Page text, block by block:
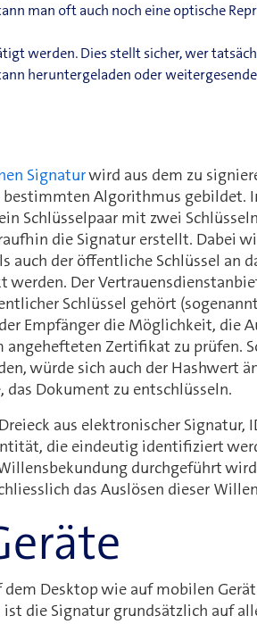
man oft auch noch eine optische
werden. Dies stellt sicher, wer
heruntergeladen oder
Signaturwird aus dem zu
Algorithmus gebildet.
Schlüsselpaar mit zwei
die Signatur erstellt. Dabei
auch der öffentliche Schlüssel an
Der
Schlüssel gehört
Empfänger die Möglichkeit, die
angehefteten Zertifikat zu prüfen.
würde sich auch der Hashwert
das Dokument zu entschlüsseln.
aus elektronischer Signatur,
die eindeutig identifiziert
durchgeführt
das Auslösen dieser
Desktop wie auf mobilen
die Signatur grundsätzlich auf